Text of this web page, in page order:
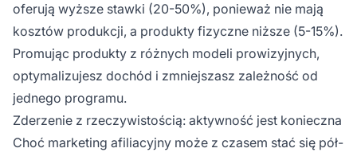
oferują wyższe stawki (20-50%), ponieważ nie mają
kosztów produkcji, a produkty fizyczne niższe (5-15%).
Promując produkty z różnych modeli prowizyjnych,
optymalizujesz dochód i zmniejszasz zależność od
jednego programu.
Zderzenie z rzeczywistością: aktywność jest konieczna
Choć marketing afiliacyjny może z czasem stać się pół-